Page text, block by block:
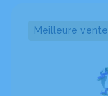
Meilleure vente